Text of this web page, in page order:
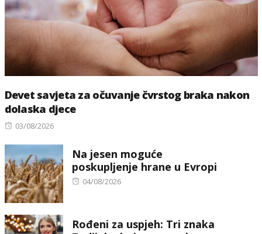
Devet savjeta za očuvanje čvrstog braka nakon
dolaska djece
Posted
03/08/2026
Na jesen moguće
poskupljenje hrane u Evropi
Posted
04/08/2026
Rođeni za uspjeh: Tri znaka